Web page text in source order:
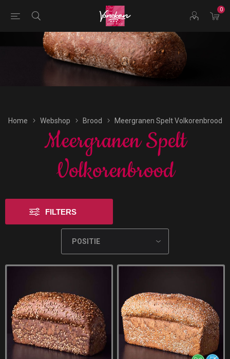
0
Bestellingen voor morgen kunnen vandaag uiterlijk tot
17:00 uur worden geplaatst.
Home Webshop Brood Meergranen Spelt Volkorenbrood
Meergranen Spelt
Volkorenbrood
FILTERS